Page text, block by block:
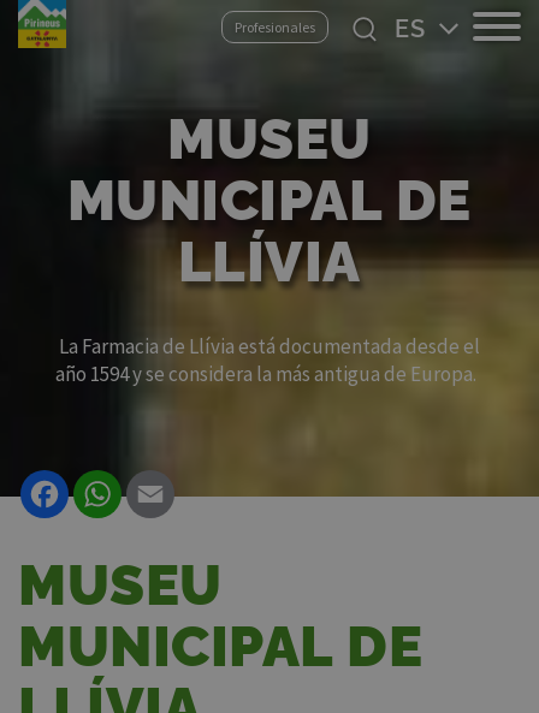
Pasar
Profesionales
Select
your
MUSEU
MUNICIPAL DE
LLÍVIA
La Farmacia de Llívia está documentada desde el
año 1594 y se considera la más antigua de Europa.
FacebookWhatsApp
MUSEU
MUNICIPAL DE